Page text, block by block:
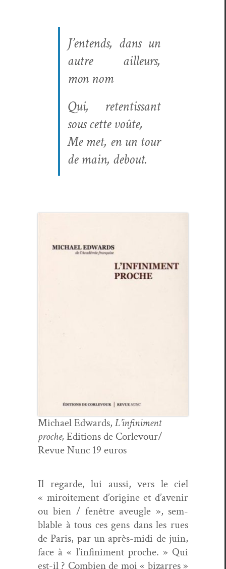
J’entends, dans un
autre ailleurs,
mon nom
Qui, reten­tis­sant
sous cette voûte,
Me met, en un tour
de main, debout.
Michael Edwards, L’infiniment
proche, Edi­tions de Corlevour/
Revue Nunc 19 euros
Il regarde, lui aus­si, vers le ciel
« miroite­ment d’origine et d’avenir
ou bien / fenêtre aveu­gle », sem­
blable à tous ces gens dans les rues
de Paris, par un après-midi de juin,
face à « l’infiniment proche. » Qui
est-il ? Com­bi­en de moi « bizarres »